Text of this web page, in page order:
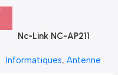
Nc-Link NC-AP211
Informatiques, Antenne